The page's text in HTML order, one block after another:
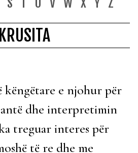
S T U V W X Y Z
KRUSITA
këngëtare e njohur për
dhe interpretimin
treguar interes për
të re dhe me